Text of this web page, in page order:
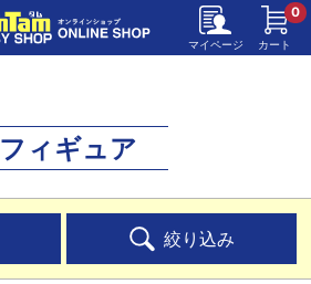
マイページ カート
0
フィギュア
絞り込み